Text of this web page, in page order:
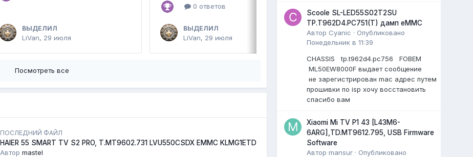
ВЫДЕЛИЛ
LiVan, 29 июля
0 ответов
ВЫДЕЛИЛ
LiVan, 29 июля
ВЫДЕЛИЛ
LiVan,17 июля
Посмотреть все
ПОСЛЕДНИЙ ФАЙЛ
HAIER 55 SMART TV S2 PRO, T.MT9602.731 LVU550CSDX EMMC KLMG1ETD
Авторmastel
Scoole SL-LED55S02T2SU
TP.T962D4.PC751(T) дамп eMMC
Автор Cyanic · Опубликовано
Понедельник в 11:39
CHASSIS tp.t962d4.pc756 FOBEM
ML50EW8000F выдает сообщение
не зарегистрирован mac адрес путем
прошивки по isp хочу восстановить
спасибо вам
Xiaomi Mi TV P1 43 [L43M6-
6ARG],TD.MT9612.795, USB Firmware
Software
Авторmansur · Опубликовано